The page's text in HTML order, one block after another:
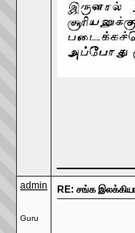
admin
Guru
RE: சங்க